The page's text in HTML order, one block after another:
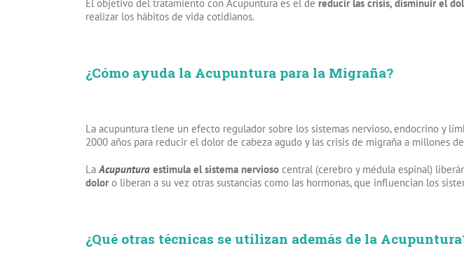
El objetivo del tratamiento con Acupuntura es el de reducir las crisis, disminuir el
realizar los hábitos de vida cotidianos.
¿Cómo ayuda la Acupuntura para la Migraña?
La acupuntura tiene un efecto regulador sobre los sistemas nervioso, endocrino y
2000 años para reducir el dolor de cabeza agudo y las crisis de migraña a millones
LaAcupuntura estimula el sistema nervioso central (cerebro y médula espinal)
dolor o liberan a su vez otras sustancias como las hormonas, que influencian los
¿Qué otras técnicas se utilizan además de la